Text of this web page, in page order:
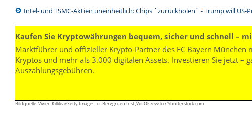
Intel- und TSMC-Aktien uneinheitlich: Chips `zurückholen` - Trump will US-
Kaufen Sie Kryptowährungen bequem, sicher und schnell –
Marktführer und offizieller Krypto-Partner des FC Bayern München
Kryptos und mehr als 3.000 digitalen Assets. Investieren Sie jetzt –
Auszahlungsgebühren.
Bildquelle: Vivien Killilea/Getty Images for Berggruen Inst.,Wit Olszewski / Shutterstock.com